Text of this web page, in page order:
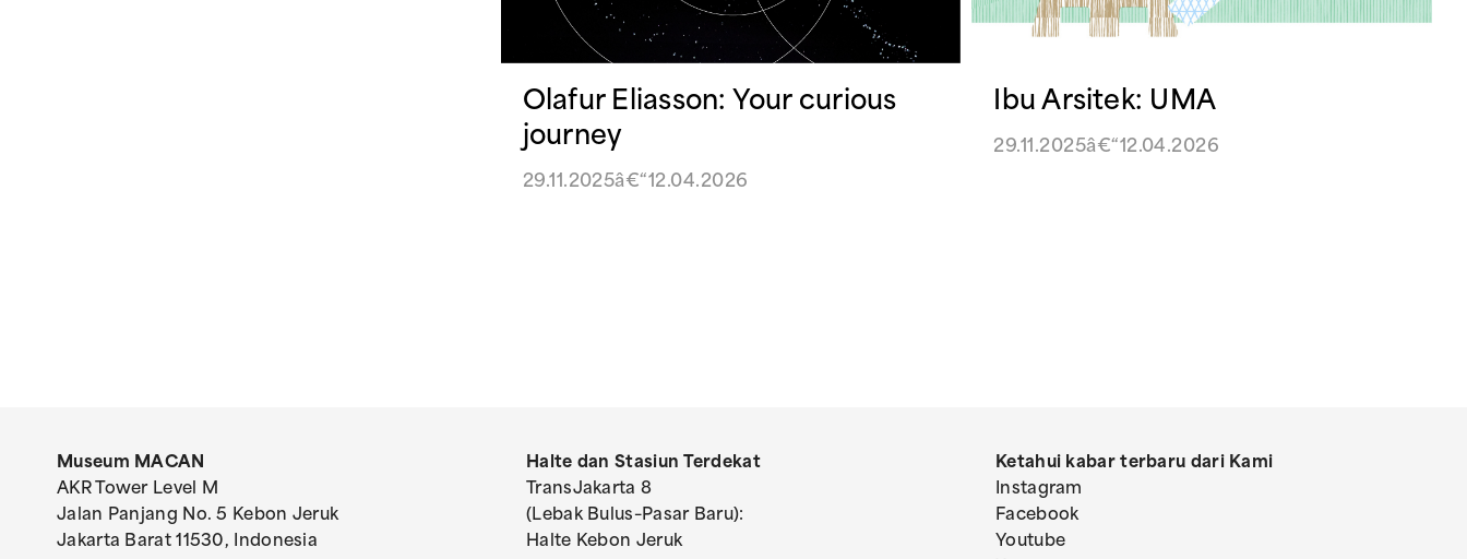
Olafur Eliasson: Your curious
journey
29.11.2025â€“12.04.2026
Ibu Arsitek: UMA
29.11.2025â€“12.04.2026
Museum MACAN
AKR Tower Level M
Jalan Panjang No. 5 Kebon Jeruk
Jakarta Barat 11530, Indonesia
Halte dan Stasiun Terdekat
TransJakarta 8
(Lebak Bulus–Pasar Baru):
Halte Kebon Jeruk
Ketahui kabar terbaru dari Kami
Instagram
Facebook
Youtube